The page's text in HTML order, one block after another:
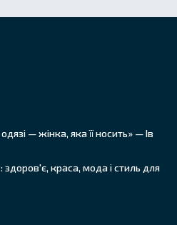
— жінка, яка її носить» — Ів
краса, мода і стиль для